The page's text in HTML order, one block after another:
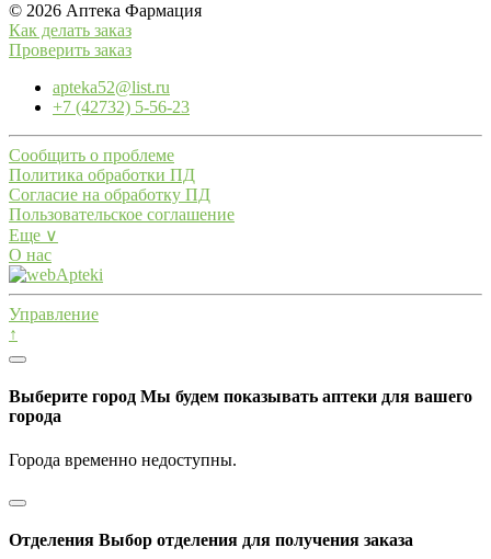
© 2026 Аптека Фармация
Как делать заказ
Проверить заказ
apteka52@list.ru
+7 (42732) 5-56-23
Сообщить о проблеме
Политика обработки ПД
Согласие на обработку ПД
Пользовательское соглашение
Еще ∨
О нас
Управление
↑
Выберите город Мы будем показывать аптеки для вашего
города
Города временно недоступны.
Отделения Выбор отделения для получения заказа